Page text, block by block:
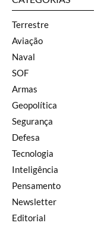
Terrestre
Aviação
Naval
SOF
Armas
Geopolítica
Segurança
Defesa
Tecnologia
Inteligência
Pensamento
Newsletter
Editorial